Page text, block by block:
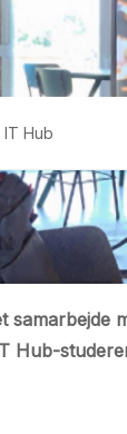
Hub
samarbejde
Hub-